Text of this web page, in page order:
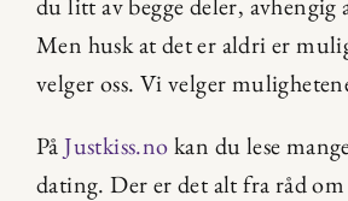
Men husk at det er aldri er
velger oss. Vi velger
På Justkiss.no kan du lese
dating. Der er det alt fra råd